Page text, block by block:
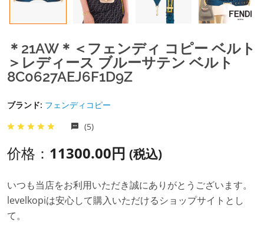
＊21AW＊＜フェンディ コピー ベルト
＞レディース ブルーサテン ベルト
8C0627AEJ6F1D9Z
ブランド: フェンディコピー
(5)
价格： 11300.00円 (税込)
いつも当店をお利用いただき誠にありがとうございます。
levelkopiは安心して購入いただけるショップサイトとし
て。